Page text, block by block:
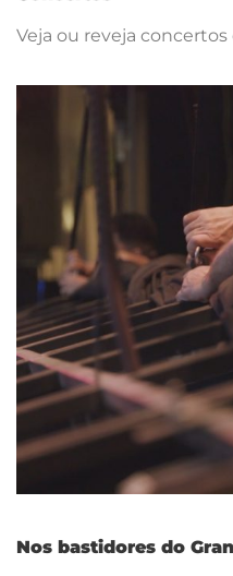
Veja ou reveja
Nos bastidores do